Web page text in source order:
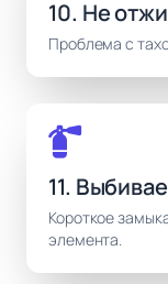
10. Не
Проблема с
11.
Короткое
элемента.